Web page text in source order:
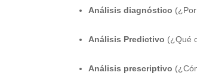
Análisis diagnóstico
Análisis Predictivo (¿Qué
Análisis prescriptivo